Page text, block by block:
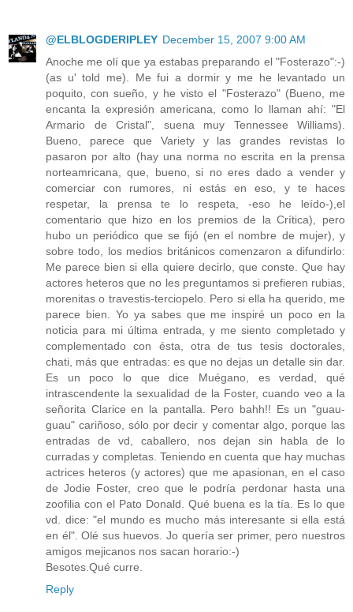
@ELBLOGDERIPLEY December 15, 2007 9:00 AM
Anoche me olí que ya estabas preparando el "Fosterazo":-)
(as u' told me). Me fui a dormir y me he levantado un
poquito, con sueño, y he visto el "Fosterazo" (Bueno, me
encanta la expresión americana, como lo llaman ahí: "El
Armario de Cristal", suena muy Tennessee Williams).
Bueno, parece que Variety y las grandes revistas lo
pasaron por alto (hay una norma no escrita en la prensa
norteamricana, que, bueno, si no eres dado a vender y
comerciar con rumores, ni estás en eso, y te haces
respetar, la prensa te lo respeta, -eso he leído-),el
comentario que hizo en los premios de la Crítica), pero
hubo un periódico que se fijó (en el nombre de mujer), y
sobre todo, los medios británicos comenzaron a difundirlo:
Me parece bien si ella quiere decirlo, que conste. Que hay
actores heteros que no les preguntamos si prefieren rubias,
morenitas o travestis-terciopelo. Pero si ella ha querido, me
parece bien. Yo ya sabes que me inspiré un poco en la
noticia para mi última entrada, y me siento completado y
complementado con ésta, otra de tus tesis doctorales,
chati, más que entradas: es que no dejas un detalle sin dar.
Es un poco lo que dice Muégano, es verdad, qué
intrascendente la sexualidad de la Foster, cuando veo a la
señorita Clarice en la pantalla. Pero bahh!! Es un "guau-
guau" cariñoso, sólo por decir y comentar algo, porque las
entradas de vd, caballero, nos dejan sin habla de lo
curradas y completas. Teniendo en cuenta que hay muchas
actrices heteros (y actores) que me apasionan, en el caso
de Jodie Foster, creo que le podría perdonar hasta una
zoofilia con el Pato Donald. Qué buena es la tía. Es lo que
vd. dice: "el mundo es mucho más interesante si ella está
en él". Olé sus huevos. Jo quería ser primer, pero nuestros
amigos mejicanos nos sacan horario:-)
Besotes.Qué curre.
Reply